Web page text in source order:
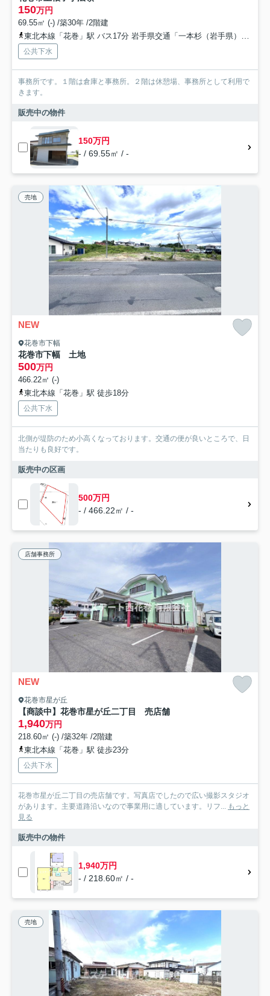
150万円
69.55㎡ (-) /築30年 /2階建
東北本線「花巻」駅 バス17分 岩手県交通「一本杉（岩手県）」 停歩5分
公共下水
事務所です。１階は倉庫と事務所。２階は休憩場、事務所として利用で
きます。
販売中の物件
150万円
- / 69.55㎡ / -
売地
NEW
花巻市下幅
花巻市下幅 土地
500万円
466.22㎡ (-)
東北本線「花巻」駅 徒歩18分
公共下水
北側が堤防のため小高くなっております。交通の便が良いところで、日
当たりも良好です。
販売中の区画
500万円
- / 466.22㎡ / -
店舗事務所
NEW
花巻市星が丘
【商談中】花巻市星が丘二丁目 売店舗
1,940万円
218.60㎡ (-) /築32年 /2階建
東北本線「花巻」駅 徒歩23分
公共下水
花巻市星が丘二丁目の売店舗です。写真店でしたので広い撮影スタジオ
があります。主要道路沿いなので事業用に適しています。リフ... もっと
見る
販売中の物件
1,940万円
- / 218.60㎡ / -
売地